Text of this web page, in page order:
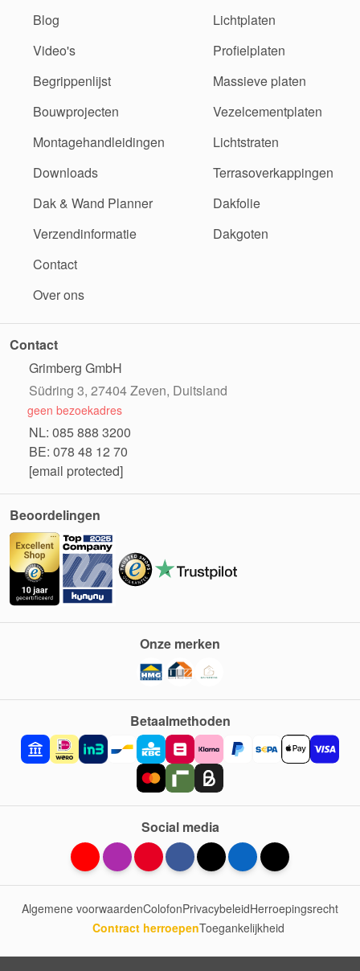
Blog
Video's
Begrippenlijst
Bouwprojecten
Montagehandleidingen
Downloads
Dak & Wand Planner
Verzendinformatie
Contact
Over ons
Lichtplaten
Profielplaten
Massieve platen
Vezelcementplaten
Lichtstraten
Terrasoverkappingen
Dakfolie
Dakgoten
Contact
Grimberg GmbH
Südring 3, 27404 Zeven, Duitsland
geen bezoekadres
NL: 085 888 3200
BE: 078 48 12 70
[email protected]
Beoordelingen
Betaalmethoden
Onze merken
Social media
Algemene voorwaardenColofonPrivacybeleidHerroepingsrecht
Contract herroepenToegankelijkheid